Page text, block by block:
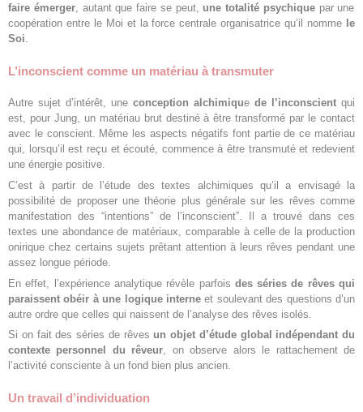
faire émerger, autant que faire se peut,une totalité psychiquepar une
coopération entre le Moi et la force centrale organisatrice qu’il nomme le
Soi.
L’inconscient comme un matériau à transmuter
Autre sujet d’intérêt, une conception alchimique de l’inconscient qui
est, pour Jung, un matériau brut destiné à être transformé par le contact
avec le conscient. Même les aspects négatifs font partie de ce matériau
qui, lorsqu’il est reçu et écouté, commence à être transmuté et redevient
une énergie positive.
C’est à partir de l’étude des textes alchimiques qu’il a envisagé la
possibilité de proposer une théorie plus générale sur les rêves comme
manifestation des “intentions” de l’inconscient”. Il a trouvé dans ces
textes une abondance de matériaux, comparable à celle de la production
onirique chez certains sujets prêtant attention à leurs rêves pendant une
assez longue période.
En effet, l’expérience analytique révèle parfois des séries de rêves qui
paraissent obéir à une logique interne et soulevant des questions d’un
autre ordre que celles qui naissent de l’analyse des rêves isolés.
Si on fait des séries de rêvesun objet d’étude global indépendant du
contexte personnel du rêveur, on observe alors le rattachement de
l’activité consciente à un fond bien plus ancien.
Un travail d’individuation